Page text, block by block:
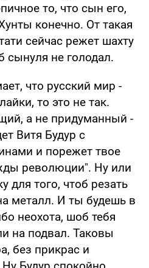
то, что сын его,
конечно. От такая
сейчас режет шахту
не голодал.
что русский мир -
то это не так.
а не придуманный -
Витя Будур с
и порежет твое
революции". Ну или
для того, чтоб резать
металл. И ты будешь в
неохота, шоб тебя
на подвал. Таковы
без прикрас и